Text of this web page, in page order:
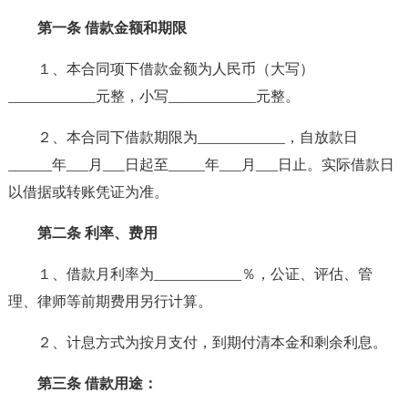
第一条 借款金额和期限
１、本合同项下借款金额为人民币（大写）
____________元整，小写____________元整。
２、本合同下借款期限为____________，自放款日
______年___月___日起至_____年___月___日止。实际借款日
以借据或转账凭证为准。
第二条 利率、费用
１、借款月利率为____________％，公证、评估、管
理、律师等前期费用另行计算。
２、计息方式为按月支付，到期付清本金和剩余利息。
第三条 借款用途：